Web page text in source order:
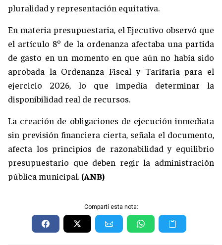
pluralidad y representación equitativa.
En materia presupuestaria, el Ejecutivo observó que
el artículo 8º de la ordenanza afectaba una partida
de gasto en un momento en que aún no había sido
aprobada la Ordenanza Fiscal y Tarifaria para el
ejercicio 2026, lo que impedía determinar la
disponibilidad real de recursos.
La creación de obligaciones de ejecución inmediata
sin previsión financiera cierta, señala el documento,
afecta los principios de razonabilidad y equilibrio
presupuestario que deben regir la administración
pública municipal. (ANB)
Compartí esta nota: